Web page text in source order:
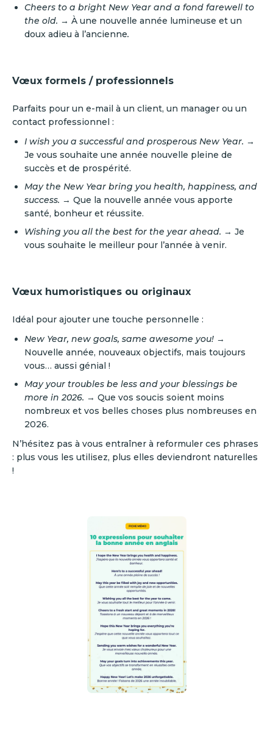
Cheers to a bright New Year and a fond farewell to
the old. → À une nouvelle année lumineuse et un
doux adieu à l’ancienne.
Vœux formels / professionnels
Parfaits pour un e-mail à un client, un manager ou un
contact professionnel :
I wish you a successful and prosperous New Year. →
Je vous souhaite une année nouvelle pleine de
succès et de prospérité.
May the New Year bring you health, happiness, and
success. → Que la nouvelle année vous apporte
santé, bonheur et réussite.
Wishing you all the best for the year ahead. → Je
vous souhaite le meilleur pour l’année à venir.
Vœux humoristiques ou originaux
Idéal pour ajouter une touche personnelle :
New Year, new goals, same awesome you! →
Nouvelle année, nouveaux objectifs, mais toujours
vous… aussi génial !
May your troubles be less and your blessings be
more in 2026. → Que vos soucis soient moins
nombreux et vos belles choses plus nombreuses en
2026.
N’hésitez pas à vous entraîner à reformuler ces phrases
: plus vous les utilisez, plus elles deviendront naturelles
!